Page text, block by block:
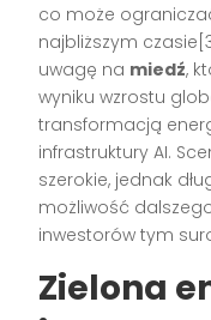
co może
najbliższym czasie
uwagę na miedź,
wyniku wzrostu
transformacją
infrastruktury AI.
szerokie, jednak
możliwość
inwestorów tym
Zielona